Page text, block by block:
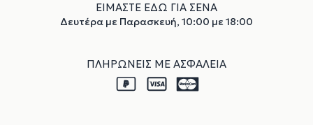
ΕΙΜΑΣΤΕ ΕΔΩ ΓΙΑ ΣΕΝΑ
Δευτέρα με Παρασκευή, 10:00 με 18:00
ΠΛΗΡΩΝΕΙΣ ΜΕ ΑΣΦΑΛΕΙΑ